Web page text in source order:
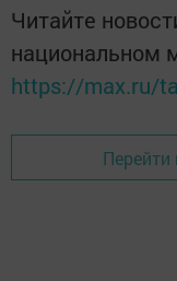
Читайте
национальном
https://max.ru/
Перейти